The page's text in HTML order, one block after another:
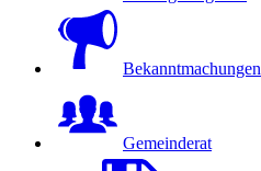
Bekanntmachungen
Gemeinderat